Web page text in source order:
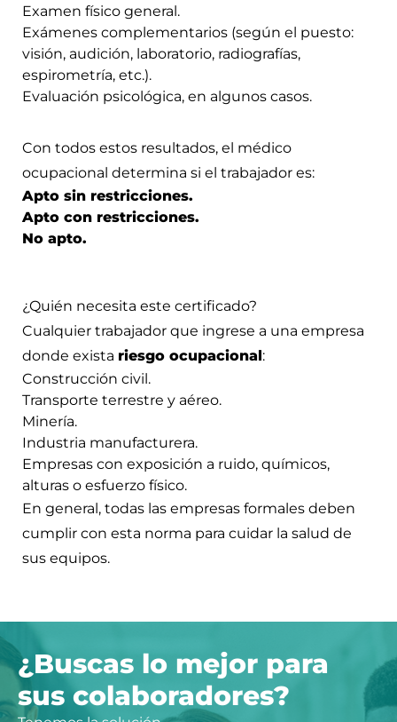
Examen físico general.
Exámenes complementarios (según el puesto:
visión, audición, laboratorio, radiografías,
espirometría, etc.).
Evaluación psicológica, en algunos casos.
Con todos estos resultados, el médico
ocupacional determina si el trabajador es:
Apto sin restricciones.
Apto con restricciones.
No apto.
¿Quién necesita este certificado?
Cualquier trabajador que ingrese a una empresa
donde exista riesgo ocupacional:
Construcción civil.
Transporte terrestre y aéreo.
Minería.
Industria manufacturera.
Empresas con exposición a ruido, químicos,
alturas o esfuerzo físico.
En general, todas las empresas formales deben
cumplir con esta norma para cuidar la salud de
sus equipos.
¿Buscas lo mejor para
sus colaboradores?